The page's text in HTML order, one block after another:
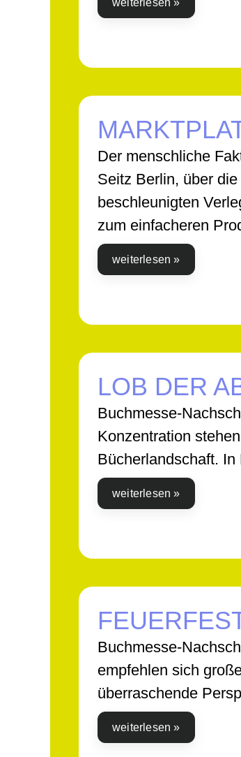
weiterlesen »
Der menschliche
Seitz Berlin, über
beschleunigten
zum einfacheren
weiterlesen »
LOB DER
Buchmesse-
Konzentration
Bücherlandschaft.
weiterlesen »
Buchmesse-
empfehlen sich
überraschende
weiterlesen »